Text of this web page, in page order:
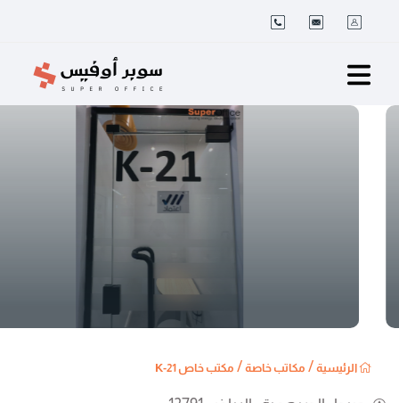
الرئيسية / مكاتب خاصة / مكتب خاص K-21